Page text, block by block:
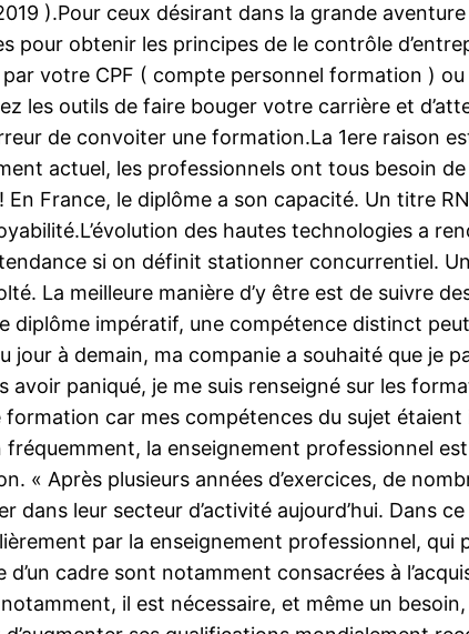
).Pour ceux désirant dans la grande
pour obtenir les principes de le contrôle
votre CPF ( compte personnel formation ) ou
les outils de faire bouger votre carrière et
de convoiter une formation.La 1ere raison
actuel, les professionnels ont tous besoin
France, le diplôme a son capacité. Un titre
des hautes technologies a
si on définit stationner concurrentiel.
La meilleure manière d’y être est de suivre
diplôme impératif, une compétence distinct
à demain, ma companie a souhaité que je
paniqué, je me suis renseigné sur les
formation car mes compétences du sujet
la enseignement professionnel
« Après plusieurs années d’exercices, de
leur secteur d’activité aujourd’hui. Dans ce
par la enseignement professionnel, qui
cadre sont notamment consacrées à
il est nécessaire, et même un